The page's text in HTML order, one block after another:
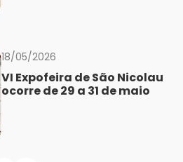
18/05/2026
VI Expofeira de São Nicolau
ocorre de 29 a 31 de maio